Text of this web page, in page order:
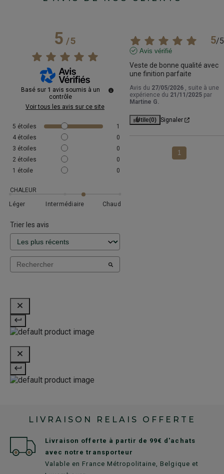
5/5
Basé sur 1 avis soumis à un
contrôle
Voir tous les avis sur ce site
5 étoiles
1
4 étoiles
0
3 étoiles
0
2 étoiles
0
1 étoile 0
CHALEUR
Léger
Intermédiaire Chaud
Trier les avis
5/5
Avis vérifié
Veste de bonne qualité avec
une finition parfaite
Avis du 27/05/2026 , suite à une
expérience du 21/11/2025 par
Martine G.
Utile(0) Signaler
1
LIVRAISON RELAIS OFFERTE
Livraison offerte à partir de 99€ d'achats
avec notre transporteur
Valable en France Métropolitaine, Belgique et